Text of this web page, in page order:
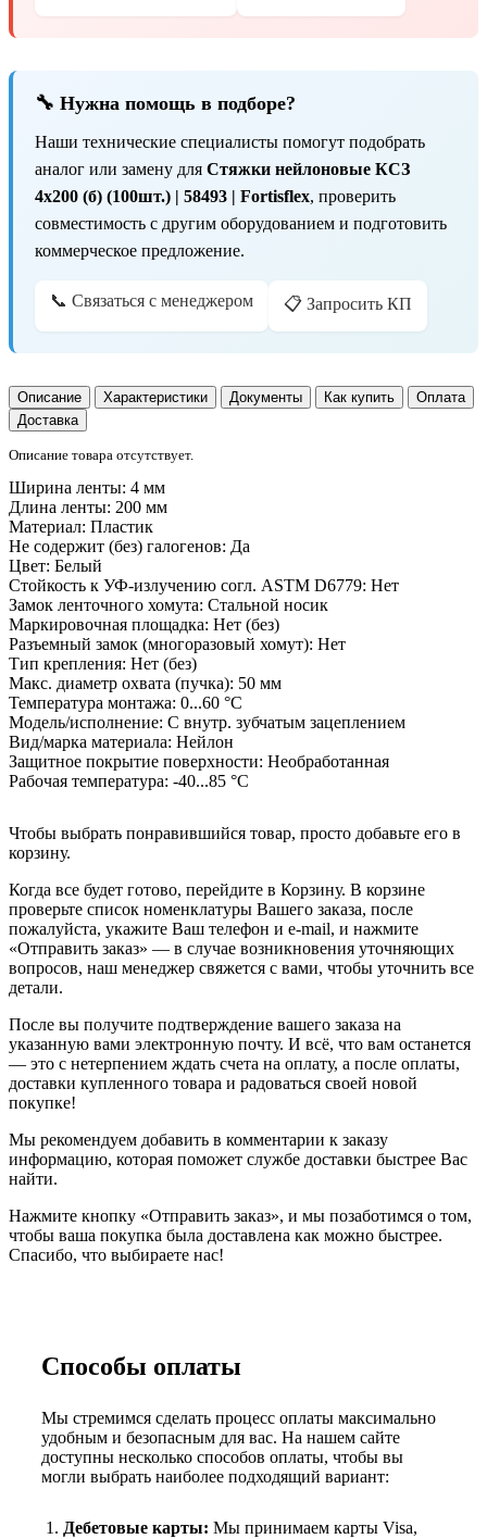
🔧 Нужна помощь в подборе?
Наши технические специалисты помогут подобрать
аналог или замену для Стяжки нейлоновые КСЗ
4х200 (б) (100шт.) | 58493 | Fortisflex, проверить
совместимость с другим оборудованием и подготовить
коммерческое предложение.
📞 Связаться с менеджером 📋 Запросить КП
Описание Характеристики Документы Как купить
Оплата
Доставка
Описание товара отсутствует.
Ширина ленты: 4 мм
Длина ленты: 200 мм
Материал: Пластик
Не содержит (без) галогенов: Да
Цвет: Белый
Стойкость к УФ-излучению согл. ASTM D6779: Нет
Замок ленточного хомута: Стальной носик
Маркировочная площадка: Нет (без)
Разъемный замок (многоразовый хомут): Нет
Тип крепления: Нет (без)
Макс. диаметр охвата (пучка): 50 мм
Температура монтажа: 0...60 °C
Модель/исполнение: С внутр. зубчатым зацеплением
Вид/марка материала: Нейлон
Защитное покрытие поверхности: Необработанная
Рабочая температура: -40...85 °C
Чтобы выбрать понравившийся товар, просто добавьте его в
корзину.
Когда все будет готово, перейдите в Корзину. В корзине
проверьте список номенклатуры Вашего заказа, после
пожалуйста, укажите Ваш телефон и e-mail, и нажмите
«Отправить заказ» — в случае возникновения уточняющих
вопросов, наш менеджер свяжется с вами, чтобы уточнить все
детали.
После вы получите подтверждение вашего заказа на
указанную вами электронную почту. И всё, что вам останется
— это с нетерпением ждать счета на оплату, а после оплаты,
доставки купленного товара и радоваться своей новой
покупке!
Мы рекомендуем добавить в комментарии к заказу
информацию, которая поможет службе доставки быстрее Вас
найти.
Нажмите кнопку «Отправить заказ», и мы позаботимся о том,
чтобы ваша покупка была доставлена как можно быстрее.
Спасибо, что выбираете нас!
Способы оплаты
Мы стремимся сделать процесс оплаты максимально
удобным и безопасным для вас. На нашем сайте
доступны несколько способов оплаты, чтобы вы
могли выбрать наиболее подходящий вариант:
Дебетовые карты: Мы принимаем карты Visa,